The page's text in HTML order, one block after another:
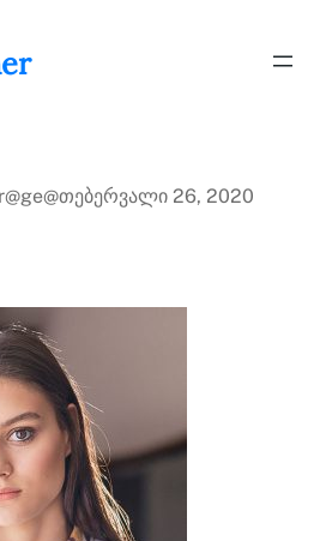
თებერვალი 26, 2020